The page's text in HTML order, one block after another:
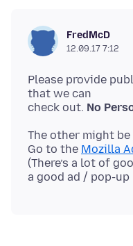
FredMcD
12.09.17 7:12
Please provide
that we can
check out. No
The other might be
Go to the Mozilla
(There’s a lot of